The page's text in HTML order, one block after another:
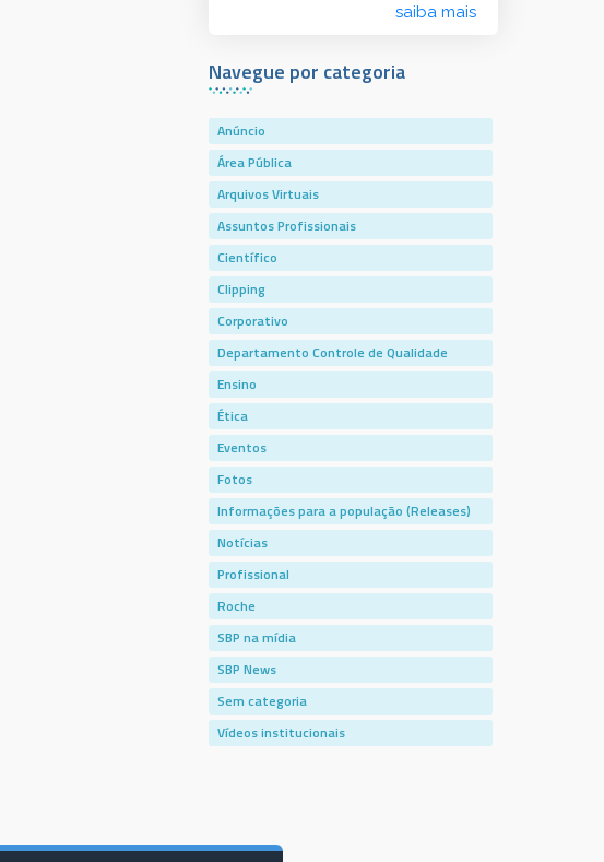
Navegue por categoria
Anúncio
Área Pública
Arquivos Virtuais
Assuntos Profissionais
Científico
Clipping
Corporativo
Departamento Controle de Qualidade
Ensino
Ética
Eventos
Fotos
Informações para a população (Releases)
Notícias
Profissional
Roche
SBP na mídia
SBP News
Sem categoria
Vídeos institucionais
saiba mais